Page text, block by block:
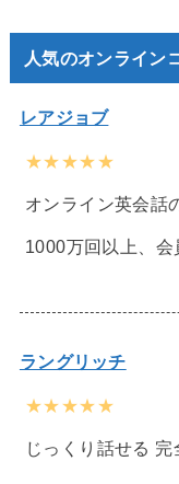
人気のオンライン
レアジョブ
★★★★★
オンライン英会話
1000万回以上、会
ラングリッチ
★★★★★
じっくり話せる 完